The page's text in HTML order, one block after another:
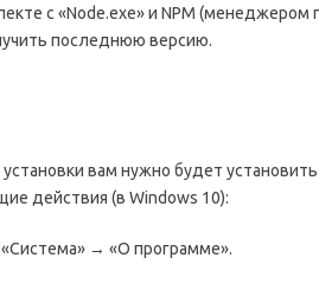
с «Node.exe» и NPM (менеджером
последнюю версию.
установки вам нужно будет
действия (в Windows 10):
→ «О программе».